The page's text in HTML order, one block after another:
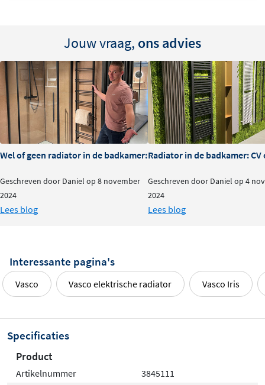
Jouw vraag, ons advies
Wel of geen radiator in de badkamer: is het nodig?
Geschreven door Daniel op 8 november
2024
Lees blog
Radiator in de badkamer:
Geschreven door Daniel op 4
2024
Lees blog
Interessante pagina's
Vasco Vasco elektrische radiator Vasco Iris
Specificaties
Product
Artikelnummer
3845111